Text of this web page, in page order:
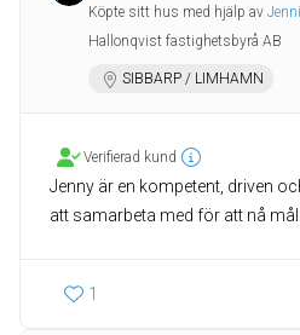
Köpte sitt hus med hjälp av
Hallonqvist fastighetsbyrå AB
SIBBARP / LIMHAMN
Verifierad kund
Jenny är en kompetent, driven
att samarbeta med för att nå mål.
1